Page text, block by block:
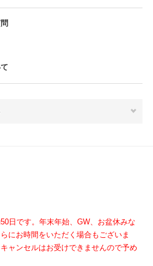
日です。年末年始、GW、お盆休みな
にお時間をいただく場合もございま
ャンセルはお受けできませんので予め